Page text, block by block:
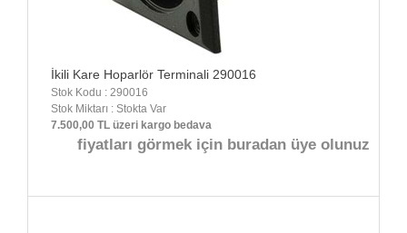
İkili Kare Hoparlör Terminali 290016
Stok Kodu : 290016
Stok Miktarı : Stokta Var
7.500,00 TL üzeri kargo bedava
fiyatları görmek için buradan üye olunuz